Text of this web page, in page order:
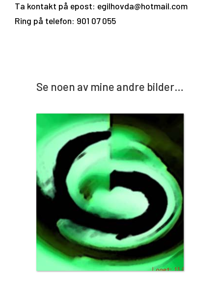
Ta kontakt på epost: egilhovda@hotmail.com
Ring på telefon: 901 07 055
Se noen av mine andre bilder…